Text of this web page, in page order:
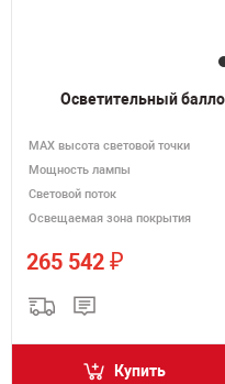
Осветительный
MAX высота световой точки
Мощность лампы
Световой поток
Освещаемая зона покрытия
265 542 ₽
Купить